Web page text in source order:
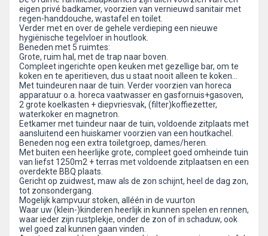
eigen privé badkamer, voorzien van vernieuwd sanitair met
regen-handdouche, wastafel en toilet.
Verder met en over de gehele verdieping een nieuwe
hygiënische tegelvloer in houtlook.
Beneden met 5 ruimtes:
Grote, ruim hal, met de trap naar boven.
Compleet ingerichte open keuken met gezellige bar, om te
koken en te aperitieven, dus u staat nooit alleen te koken…
Met tuindeuren naar de tuin. Verder voorzien van horeca
apparatuur o.a. horeca vaatwasser en gasfornuis+gasoven,
2 grote koelkasten + diepvriesvak, (filter)koffiezetter,
waterkoker en magnetron.
Eetkamer met tuindeur naar de tuin, voldoende zitplaats met
aansluitend een huiskamer voorzien van een houtkachel.
Beneden nog een extra toiletgroep, dames/heren.
Met buiten een heerlijke grote, compleet goed omheinde tuin
van liefst 1250m2 + terras met voldoende zitplaatsen en een
overdekte BBQ plaats.
Gericht op zuidwest, maw als de zon schijnt, heel de dag zon,
tot zonsondergang.
Mogelijk kampvuur stoken, alléén in de vuurton
Waar uw (klein-)kinderen heerlijk in kunnen spelen en rennen,
waar ieder zijn rustplekje, onder de zon of in schaduw, ook
wel goed zal kunnen gaan vinden.